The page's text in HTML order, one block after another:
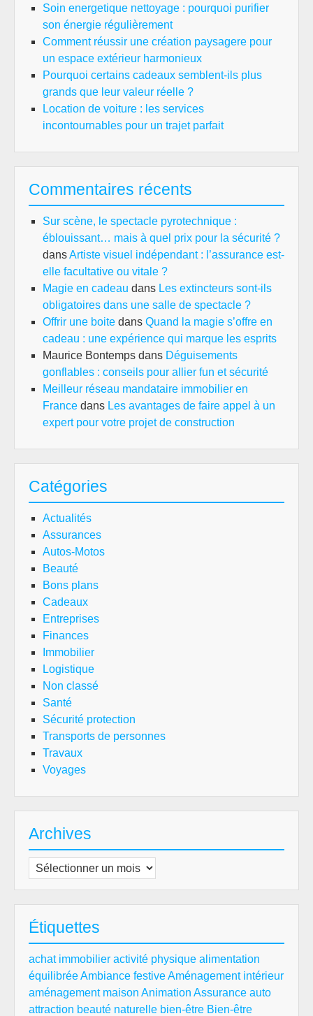
Soin energetique nettoyage : pourquoi purifier
son énergie régulièrement
Comment réussir une création paysagere pour
un espace extérieur harmonieux
Pourquoi certains cadeaux semblent-ils plus
grands que leur valeur réelle ?
Location de voiture : les services
incontournables pour un trajet parfait
Commentaires récents
Sur scène, le spectacle pyrotechnique :
éblouissant… mais à quel prix pour la sécurité ?
dansArtiste visuel indépendant : l’assurance est-
elle facultative ou vitale ?
Magie en cadeau dans Les extincteurs sont-ils
obligatoires dans une salle de spectacle ?
Offrir une boite dans Quand la magie s’offre en
cadeau : une expérience qui marque les esprits
Maurice Bontemps dans Déguisements
gonflables : conseils pour allier fun et sécurité
Meilleur réseau mandataire immobilier en
France dans Les avantages de faire appel à un
expert pour votre projet de construction
Catégories
Actualités
Assurances
Autos-Motos
Beauté
Bons plans
Cadeaux
Entreprises
Finances
Immobilier
Logistique
Non classé
Santé
Sécurité protection
Transports de personnes
Travaux
Voyages
Archives
Archives
Étiquettes
achat immobilier activité physique alimentation
équilibréeAmbiance festiveAménagement intérieur
aménagement maison Animation Assurance auto
attraction beauté naturelle bien-être Bien-être